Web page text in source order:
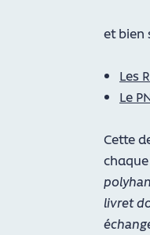
et bien
Les
Le
Cette
livret